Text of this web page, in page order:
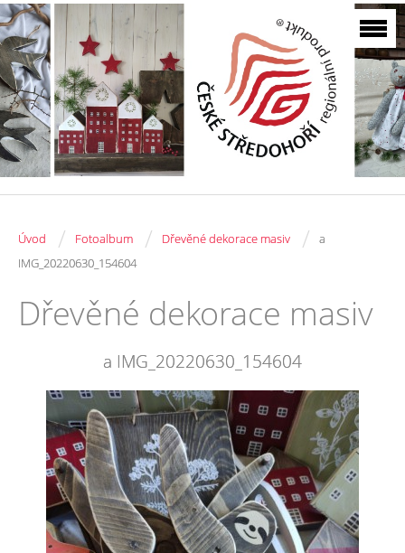
Úvod / Fotoalbum / Dřevěné dekorace masiv /
a
IMG_20220630_154604
Dřevěné dekorace masiv
a IMG_20220630_154604